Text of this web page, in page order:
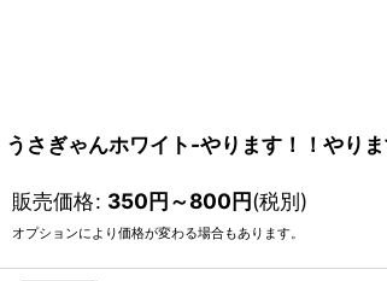
うさぎゃんホワイト-やります！！やり
販売価格: 350円～800円(税別)
オプションにより価格が変わる場合もあります。